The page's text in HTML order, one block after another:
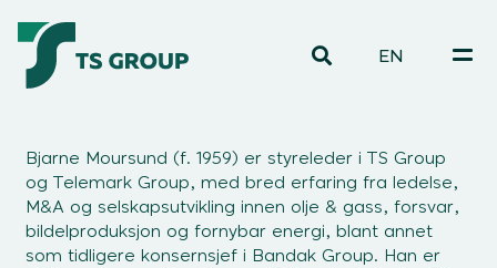
EN
Bjarne Moursund (f. 1959) er styreleder i TS Group
og Telemark Group, med bred erfaring fra ledelse,
M&A og selskapsutvikling innen olje & gass, forsvar,
bildelproduksjon og fornybar energi, blant annet
som tidligere konsernsjef i Bandak Group. Han er